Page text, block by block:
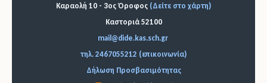
Καραολή 10 - 3ος Όροφος (Δείτε στο χάρτη)
Καστοριά 52100
mail@dide.kas.sch.gr
τηλ. 2467055212 (επικοινωνία)
Δήλωση Προσβασιμότητας